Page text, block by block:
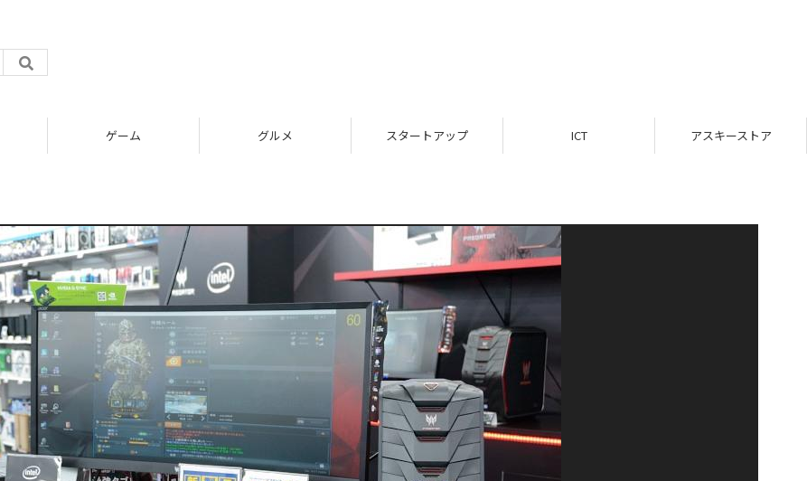
ゲーム グルメ スタートアップ ICT アスキーストア